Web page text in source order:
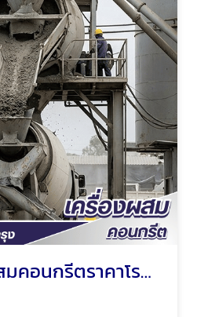
อะไหล่เครื่องผสมคอนกรีตราคาโรงงาน